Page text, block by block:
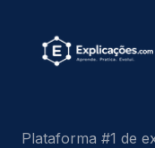
Plataforma #1 de